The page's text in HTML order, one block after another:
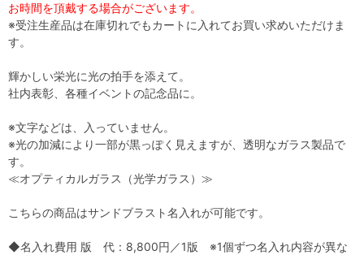
お時間を頂戴する場合がございます。
※受注生産品は在庫切れでもカートに入れてお買い求めいただけま
す。
輝かしい栄光に光の拍手を添えて。
社内表彰、各種イベントの記念品に。
※文字などは、入っていません。
※光の加減により一部が黒っぽく見えますが、透明なガラス製品で
す。
≪オプティカルガラス（光学ガラス）≫
こちらの商品はサンドブラスト名入れが可能です。
◆名入れ費用 版 代：8,800円／1版 ※1個ずつ名入れ内容が異な